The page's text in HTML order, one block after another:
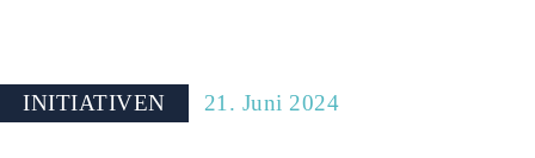
INITIATIVEN 21. Juni 2024